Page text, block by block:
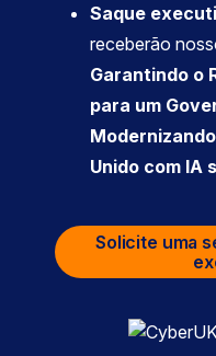
Saque
receberão
Garantindo o
para um
Unido com IA
Solicite uma